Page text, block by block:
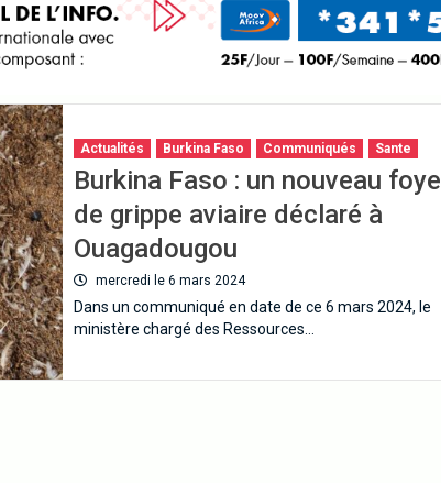
Actualités Burkina Faso Communiqués Sante
Burkina Faso : un nouveau foyer
de grippe aviaire déclaré à
Ouagadougou
mercredi le 6 mars 2024
Dans un communiqué en date de ce 6 mars 2024, le
ministère chargé des Ressources…